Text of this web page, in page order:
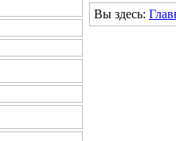
Вы здесь: